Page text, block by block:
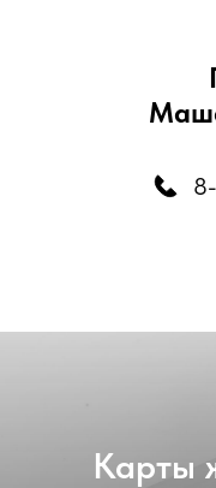
Карты